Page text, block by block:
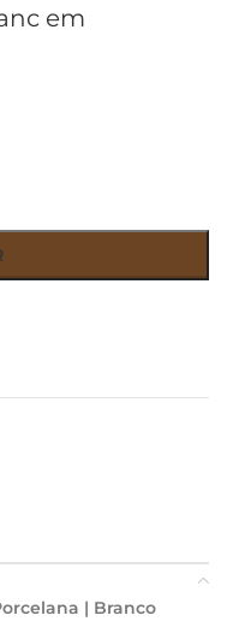
em
| Branco